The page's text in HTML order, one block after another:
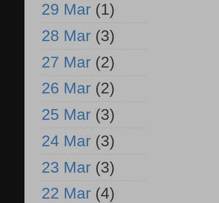
29 Mar (1)
28 Mar (3)
27 Mar (2)
26 Mar (2)
25 Mar (3)
24 Mar (3)
23 Mar (3)
22 Mar (4)